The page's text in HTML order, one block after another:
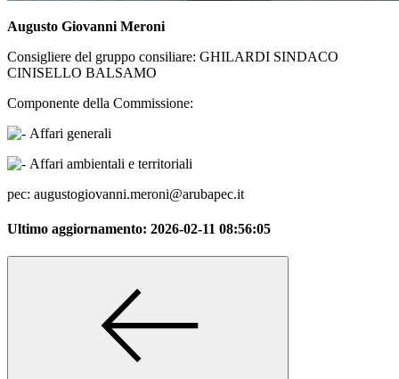
Augusto Giovanni Meroni
Consigliere del gruppo consiliare: GHILARDI SINDACO
CINISELLO BALSAMO
Componente della Commissione:
Affari generali
Affari ambientali e territoriali
pec: augustogiovanni.meroni@arubapec.it
Ultimo aggiornamento: 2026-02-11 08:56:05